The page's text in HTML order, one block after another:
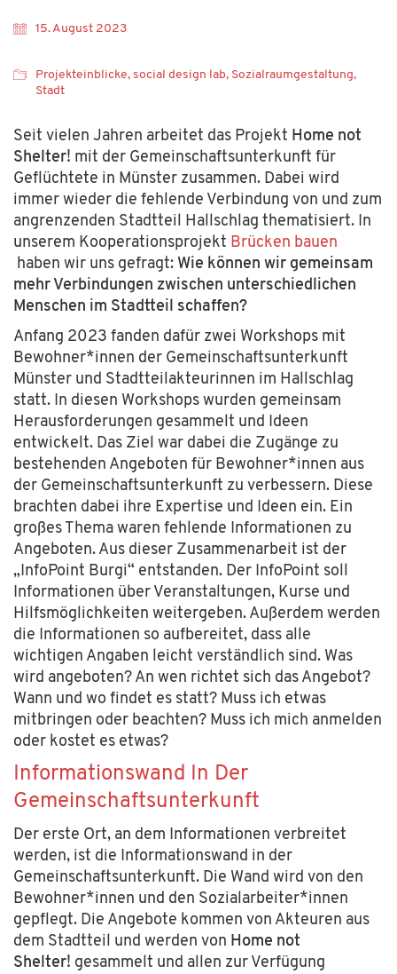
15. August 2023
Projekteinblicke, social design lab, Sozialraumgestaltung,
Stadt
Seit vielen Jahren arbeitet das Projekt Home not
Shelter! mit der Gemeinschaftsunterkunft für
Geflüchtete in Münster zusammen. Dabei wird
immer wieder die fehlende Verbindung von und zum
angrenzenden Stadtteil Hallschlag thematisiert. In
unserem Kooperationsprojekt Brücken bauen
haben wir uns gefragt: Wie können wir gemeinsam
mehr Verbindungen zwischen unterschiedlichen
Menschen im Stadtteil schaffen?
Anfang 2023 fanden dafür zwei Workshops mit
Bewohner*innen der Gemeinschaftsunterkunft
Münster und Stadtteilakteurinnen im Hallschlag
statt. In diesen Workshops wurden gemeinsam
Herausforderungen gesammelt und Ideen
entwickelt. Das Ziel war dabei die Zugänge zu
bestehenden Angeboten für Bewohner*innen aus
der Gemeinschaftsunterkunft zu verbessern. Diese
brachten dabei ihre Expertise und Ideen ein. Ein
großes Thema waren fehlende Informationen zu
Angeboten. Aus dieser Zusammenarbeit ist der
„InfoPoint Burgi“ entstanden. Der InfoPoint soll
Informationen über Veranstaltungen, Kurse und
Hilfsmöglichkeiten weitergeben. Außerdem werden
die Informationen so aufbereitet, dass alle
wichtigen Angaben leicht verständlich sind. Was
wird angeboten? An wen richtet sich das Angebot?
Wann und wo findet es statt? Muss ich etwas
mitbringen oder beachten? Muss ich mich anmelden
oder kostet es etwas?
Informationswand In Der
Gemeinschaftsunterkunft
Der erste Ort, an dem Informationen verbreitet
werden, ist die Informationswand in der
Gemeinschaftsunterkunft. Die Wand wird von den
Bewohner*innen und den Sozialarbeiter*innen
gepflegt. Die Angebote kommen von Akteuren aus
dem Stadtteil und werden von Home not
Shelter! gesammelt und allen zur Verfügung